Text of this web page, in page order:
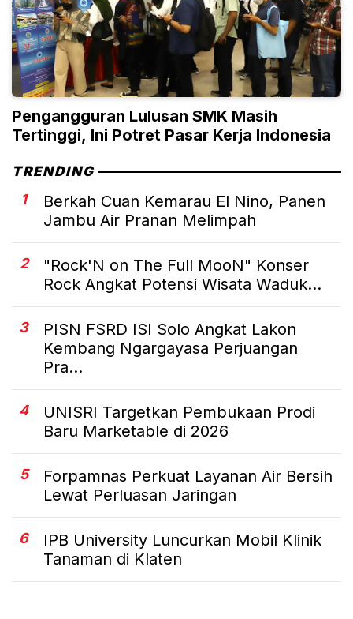
Pengangguran Lulusan SMK Masih
Tertinggi, Ini Potret Pasar Kerja Indonesia
TRENDING
1
Berkah Cuan Kemarau El Nino, Panen
Jambu Air Pranan Melimpah
2
"Rock'N on The Full MooN" Konser
Rock Angkat Potensi Wisata Waduk...
3
PISN FSRD ISI Solo Angkat Lakon
Kembang Ngargayasa Perjuangan
Pra...
4
UNISRI Targetkan Pembukaan Prodi
Baru Marketable di 2026
5
Forpamnas Perkuat Layanan Air Bersih
Lewat Perluasan Jaringan
6
IPB University Luncurkan Mobil Klinik
Tanaman di Klaten